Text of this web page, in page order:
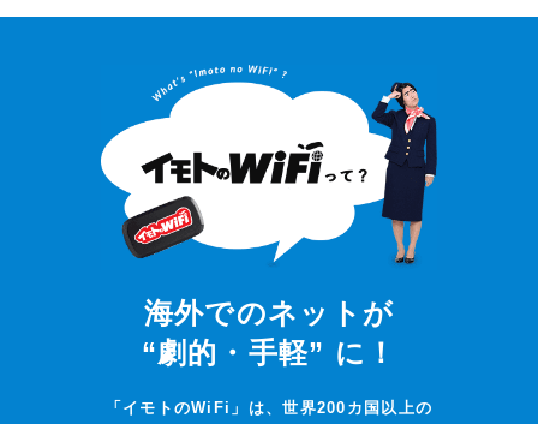
海外でのネットが
“劇的・手軽” に！
「イモトのWiFi」は、世界200カ国以上の